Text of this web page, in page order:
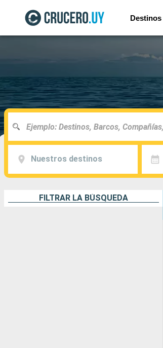
Destinos
Nuestros destinos
FILTRAR LA BÚSQUEDA